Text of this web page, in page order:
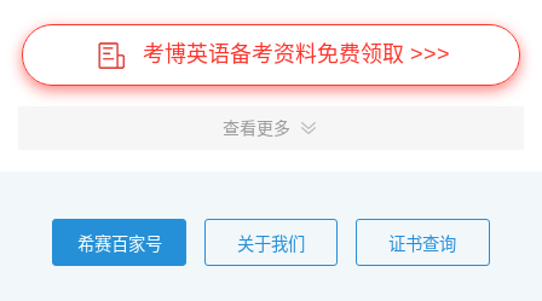
考博英语备考资料免费领取 >>>
查看更多
希赛百家号 关于我们 证书查询